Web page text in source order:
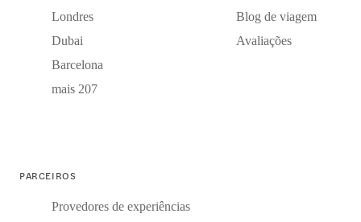
Londres
Dubai
Barcelona
mais 207
Blog de viagem
Avaliações
PARCEIROS
Provedores de experiências